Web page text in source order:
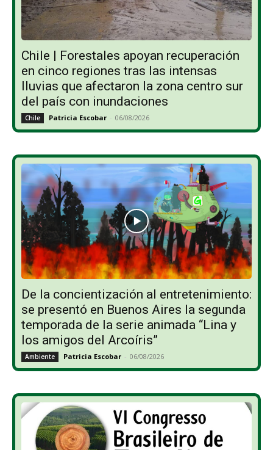
Chile | Forestales apoyan recuperación
en cinco regiones tras las intensas
lluvias que afectaron la zona centro sur
del país con inundaciones
Chile Patricia Escobar - 06/08/2026
De la concientización al entretenimiento:
se presentó en Buenos Aires la segunda
temporada de la serie animada “Lina y
los amigos del Arcoíris”
Ambiente Patricia Escobar - 06/08/2026